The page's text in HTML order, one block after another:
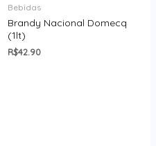
Bebidas
Brandy Nacional Domecq
(1lt)
R$42.90